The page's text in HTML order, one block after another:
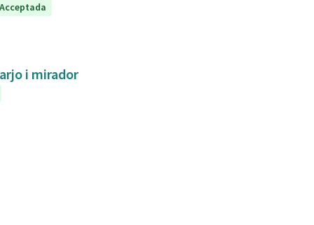
Acceptada
i mirador